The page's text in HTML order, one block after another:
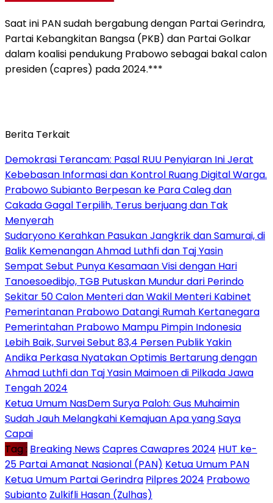
Saat ini PAN sudah bergabung dengan Partai Gerindra,
Partai Kebangkitan Bangsa (PKB) dan Partai Golkar
dalam koalisi pendukung Prabowo sebagai bakal calon
presiden (capres) pada 2024.***
Berita Terkait
Demokrasi Terancam: Pasal RUU Penyiaran Ini Jerat
Kebebasan Informasi dan Kontrol Ruang Digital Warga.
Prabowo Subianto Berpesan ke Para Caleg dan
Cakada Gagal Terpilih, Terus berjuang dan Tak
Menyerah
Sudaryono Kerahkan Pasukan Jangkrik dan Samurai, di
Balik Kemenangan Ahmad Luthfi dan Taj Yasin
Sempat Sebut Punya Kesamaan Visi dengan Hari
Tanoesoedibjo, TGB Putuskan Mundur dari Perindo
Sekitar 50 Calon Menteri dan Wakil Menteri Kabinet
Pemerintanan Prabowo Datangi Rumah Kertanegara
Pemerintahan Prabowo Mampu Pimpin Indonesia
Lebih Baik, Survei Sebut 83,4 Persen Publik Yakin
Andika Perkasa Nyatakan Optimis Bertarung dengan
Ahmad Luthfi dan Taj Yasin Maimoen di Pilkada Jawa
Tengah 2024
Ketua Umum NasDem Surya Paloh: Gus Muhaimin
Sudah Jauh Melangkahi Kemajuan Apa yang Saya
Capai
Tag : Breaking NewsCapres Cawapres 2024 HUT ke-
25 Partai Amanat Nasional (PAN) Ketua Umum PAN
Ketua Umum Partai Gerindra Pilpres 2024 Prabowo
Subianto Zulkifli Hasan (Zulhas)